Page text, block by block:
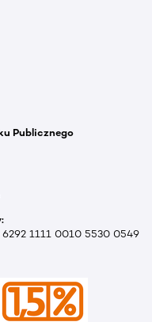
Publicznego
6292 1111 0010 5530 0549